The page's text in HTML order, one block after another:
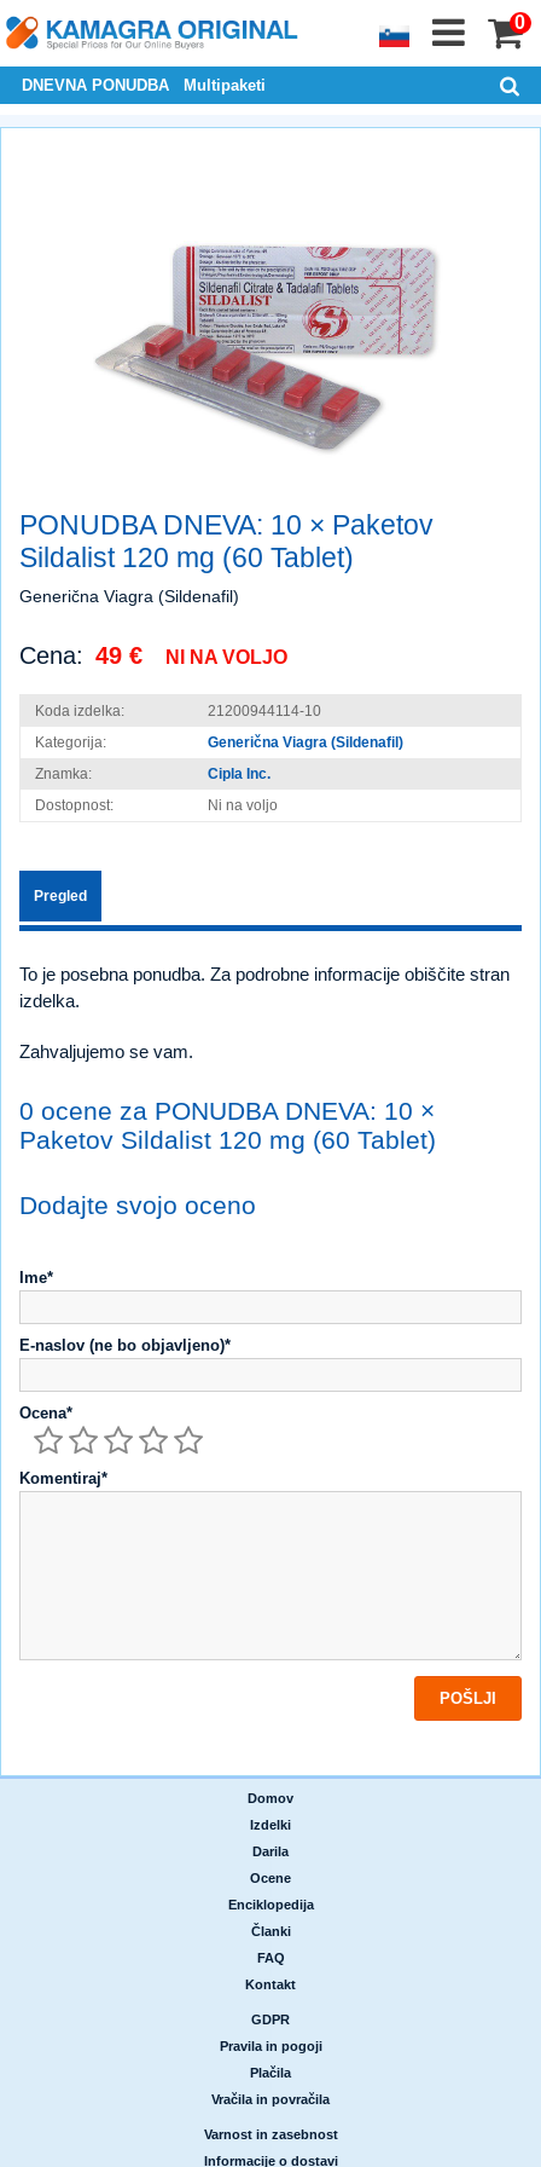
0
DNEVNA PONUDBA Multipaketi
PONUDBA DNEVA: 10 × Paketov
Sildalist 120 mg (60 Tablet)
Generična Viagra (Sildenafil)
Cena: 49 € NI NA VOLJO
Koda izdelka:
21200944114-10
Kategorija:
Generična Viagra (Sildenafil)
Znamka:
Cipla Inc.
Dostopnost:
Ni na voljo
Pregled
To je posebna ponudba. Za podrobne informacije obiščite stran
izdelka.
Zahvaljujemo se vam.
0 ocene za PONUDBA DNEVA: 10 ×
Paketov Sildalist 120 mg (60 Tablet)
Dodajte svojo oceno
Ime*
E-naslov (ne bo objavljeno)*
Ocena*
Komentiraj*
Domov
Izdelki
Darila
Ocene
Enciklopedija
Članki
FAQ
Kontakt
GDPR
Pravila in pogoji
Plačila
Vračila in povračila
Varnost in zasebnost
Informacije o dostavi